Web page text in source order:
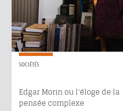
SOCIÉTÉS
Edgar Morin ou l’éloge de la
pensée complexe